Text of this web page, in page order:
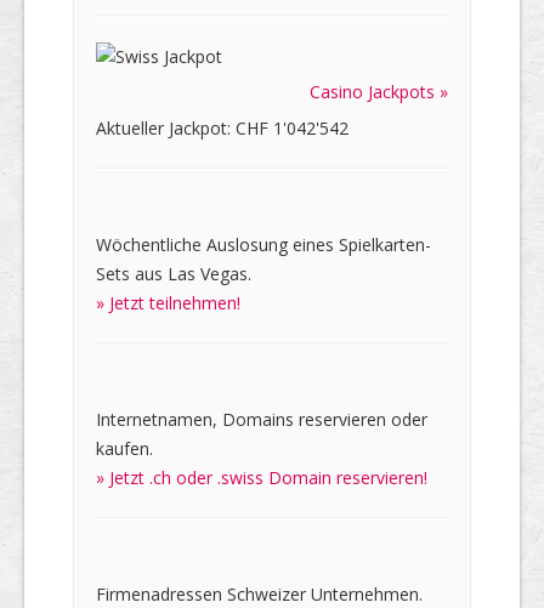
Casino Jackpots »
Aktueller Jackpot: CHF 1'042'542
Wöchentliche Auslosung eines Spielkarten-
Sets aus Las Vegas.
» Jetzt teilnehmen!
Internetnamen, Domains reservieren oder
kaufen.
» Jetzt .ch oder .swiss Domain reservieren!
Firmenadressen Schweizer Unternehmen.